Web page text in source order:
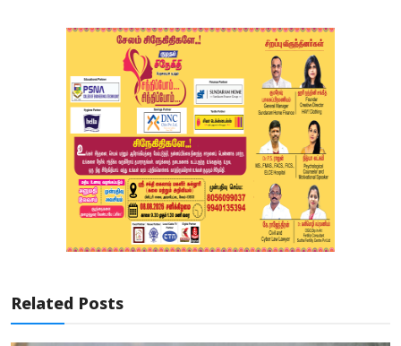
Related Posts